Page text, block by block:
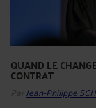
QUAND LE
CONTRAT
Par Jean-Philippe